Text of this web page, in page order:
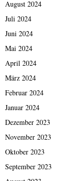
August 2024
Juli 2024
Juni 2024
Mai 2024
April 2024
März 2024
Februar 2024
Januar 2024
Dezember 2023
November 2023
Oktober 2023
September 2023